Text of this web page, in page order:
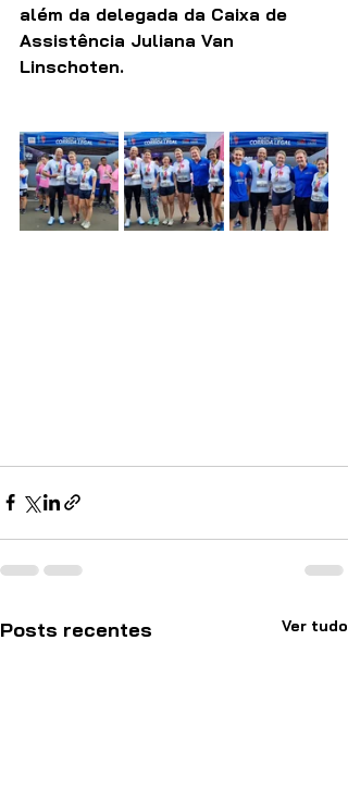
além da delegada da Caixa de
Assistência Juliana Van
Linschoten.
Posts recentes Ver tudo